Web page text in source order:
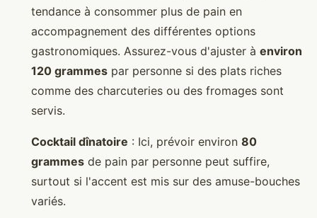
tendance à consommer plus de pain en
accompagnement des différentes options
gastronomiques. Assurez-vous d'ajuster à environ
120 grammes par personne si des plats riches
comme des charcuteries ou des fromages sont
servis.
Cocktail dînatoire : Ici, prévoir environ 80
grammes de pain par personne peut suffire,
surtout si l'accent est mis sur des amuse-bouches
variés.